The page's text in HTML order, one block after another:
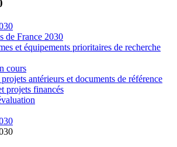
de France 2030
et équipements prioritaires de recherche
cours
antérieurs et documents de référence
projets financés